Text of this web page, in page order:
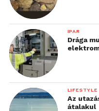
IPAR
Drága
LIFESTYLE
Az
átalakul